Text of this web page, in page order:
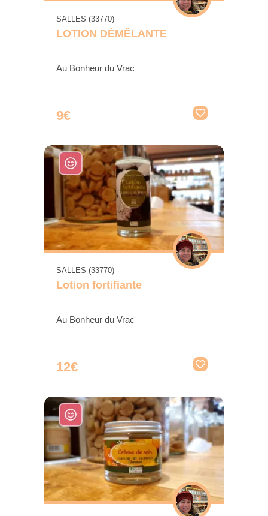
SALLES (33770)
LOTION DÉMÊLANTE
Au Bonheur du Vrac
9€
SALLES (33770)
Lotion fortifiante
Au Bonheur du Vrac
12€